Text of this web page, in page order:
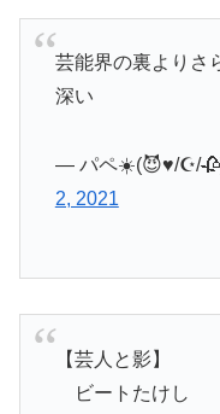
芸能界の裏よりさ
深い
— パペ☀️(😈♥️/☪/
2, 2021
【芸人と影】
ビートたけし